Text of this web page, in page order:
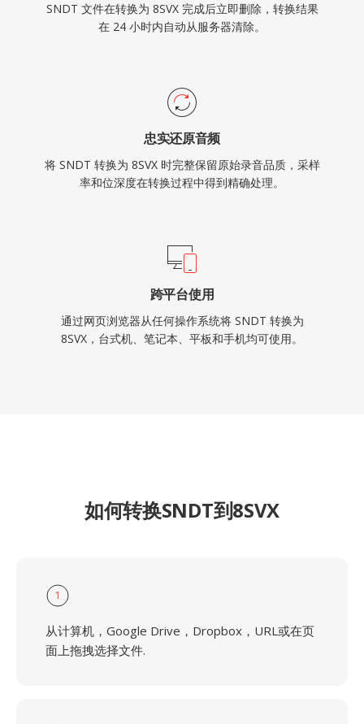
SNDT 文件在转换为 8SVX 完成后立即删除，转换结果
在 24 小时内自动从服务器清除。
忠实还原音频
将 SNDT 转换为 8SVX 时完整保留原始录音品质，采样
率和位深度在转换过程中得到精确处理。
跨平台使用
通过网页浏览器从任何操作系统将 SNDT 转换为
8SVX，台式机、笔记本、平板和手机均可使用。
如何转换SNDT到8SVX
1
从计算机，Google Drive，Dropbox，URL或在页
面上拖拽选择文件.